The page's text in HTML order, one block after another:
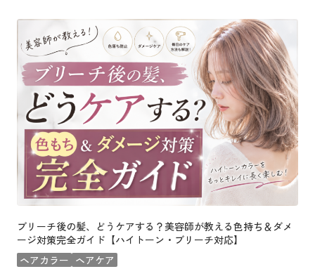
ブリーチ後の髪、どうケアする？美容師が教える色持ち＆ダメ
ージ対策完全ガイド【ハイトーン・ブリーチ対応】
ヘアカラー ヘアケア